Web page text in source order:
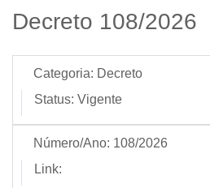
Decreto 108/2026
Categoria: Decreto
Status: Vigente
Número/Ano: 108/2026
Link: